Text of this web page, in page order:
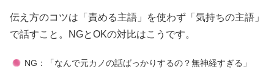
伝え方のコツは「責める主語」を使わず「気持ちの主語」
で話すこと。NGとOKの対比はこうです。
NG：「なんで元カノの話ばっかりするの？無神経すぎる」